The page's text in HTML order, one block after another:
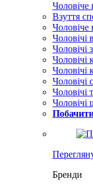
Чоловіче
Взуття
Чоловіче
Чоловічі
Чоловічі
Чоловічі
Чоловічі
Чоловічі
Чоловічі
Чоловічі
Бренди